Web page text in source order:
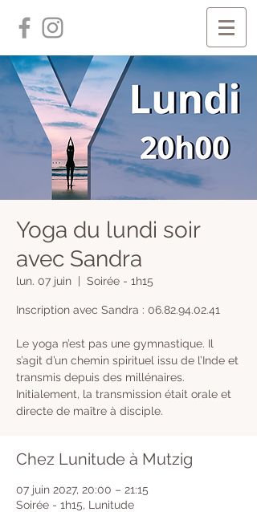
Yoga du lundi soir
avec Sandra
lun. 07 juin Soirée - 1h15
Inscription avec Sandra : 06.82.94.02.41
Le yoga n’est pas une gymnastique. Il
s’agit d’un chemin spirituel issu de l’Inde et
transmis depuis des millénaires.
Initialement, la transmission était orale et
directe de maître à disciple.
Chez Lunitude à Mutzig
07 juin 2027, 20:00 – 21:15
Soirée - 1h15, Lunitude